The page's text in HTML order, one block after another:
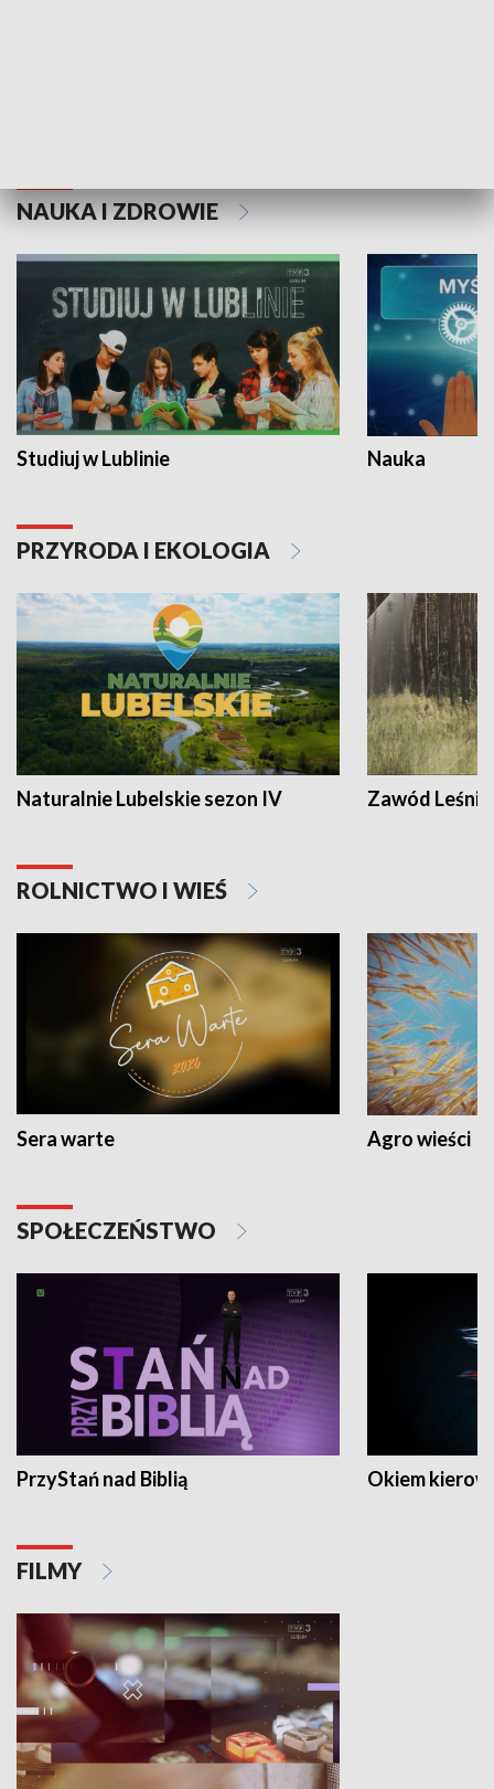
NAUKA I ZDROWIE
Studiuj w Lublinie Nauka
PRZYRODA I EKOLOGIA
Naturalnie Lubelskie sezon IV Zawód Leśnik
ROLNICTWO I WIEŚ
Sera warte Agro wieści
SPOŁECZEŃSTWO
PrzyStań nad Biblią Okiem
FILMY